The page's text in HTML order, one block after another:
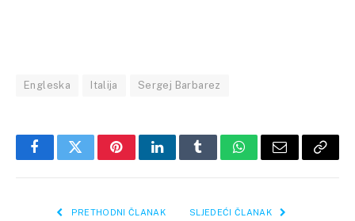
Engleska Italija Sergej Barbarez
FacebookTwitterPinterestLinkedInTumblrWhatsApp
Email Copy
PRETHODNI ČLANAK SLJEDEĆI ČLANAK